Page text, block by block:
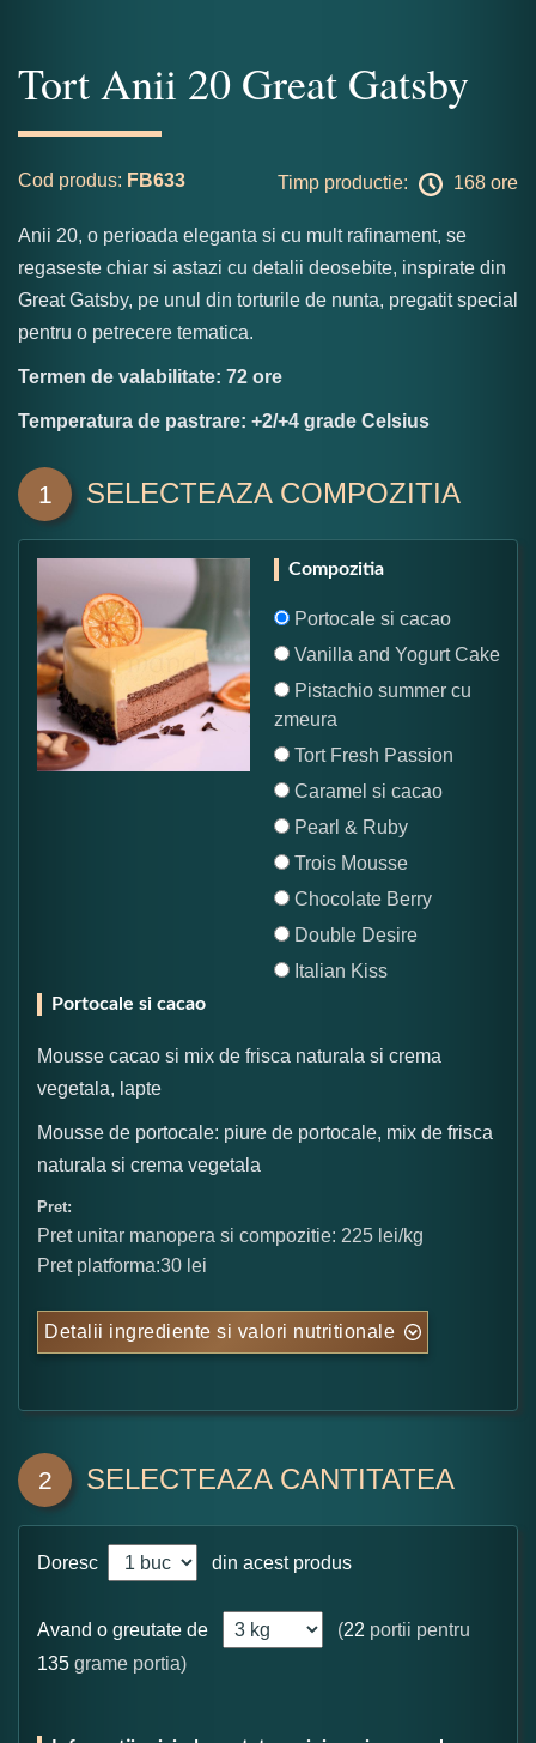
Tort Anii 20 Great Gatsby
Cod produs: FB633 Timp productie: 168 ore
Anii 20, o perioada eleganta si cu mult rafinament, se
regaseste chiar si astazi cu detalii deosebite, inspirate din
Great Gatsby, pe unul din torturile de nunta, pregatit special
pentru o petrecere tematica.
Termen de valabilitate: 72 ore
Temperatura de pastrare: +2/+4 grade Celsius
1 SELECTEAZA COMPOZITIA
Compozitia
Portocale si cacao
Vanilla and Yogurt Cake
Pistachio summer cu
zmeura
Tort Fresh Passion
Caramel si cacao
Pearl & Ruby
Trois Mousse
Chocolate Berry
Double Desire
Italian Kiss
Portocale si cacao
Mousse cacao si mix de frisca naturala si crema
vegetala, lapte
Mousse de portocale: piure de portocale, mix de frisca
naturala si crema vegetala
Pret:
Pret unitar manopera si compozitie: 225 lei/kg
Pret platforma:30 lei
Detalii ingrediente si valori nutritionale
2 SELECTEAZA CANTITATEA
Doresc din acest produs
Avand o greutate de (22 portii pentru
135 grame portia)